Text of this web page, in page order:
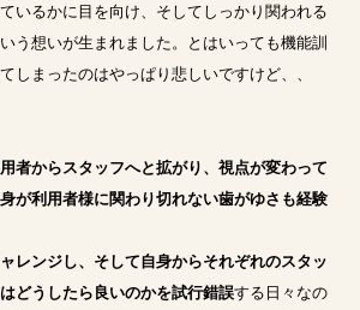
いるかに目を向け、そしてしっかり関われる
う想いが生まれました。とはいっても機能訓
しまったのはやっぱり悲しいですけど、、
者からスタッフへと拡がり、視点が変わって
が利用者様に関わり切れない歯がゆさも経験
レンジし、そして自身からそれぞれのスタッ
どうしたら良いのかを試行錯誤する日々なの